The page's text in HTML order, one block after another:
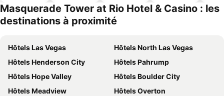
Masquerade Tower at Rio Hotel & Casino : les
destinations à proximité
Hôtels Las Vegas
Hôtels North Las Vegas
Hôtels Henderson City
Hôtels Pahrump
Hôtels Hope Valley
Hôtels Boulder City
Hôtels Meadview
Hôtels Overton